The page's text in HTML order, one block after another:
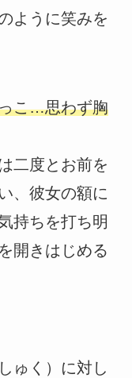
ように笑みを
こ…思わず胸
二度とお前を
、彼女の額に
持ちを打ち明
開きはじめる
ゅく）に対し